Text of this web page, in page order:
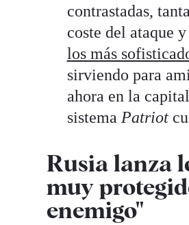
contrastadas,
coste del ataque
los más
sirviendo para
ahora en la
sistema Patriot
Rusia lanza
muy
enemigo"